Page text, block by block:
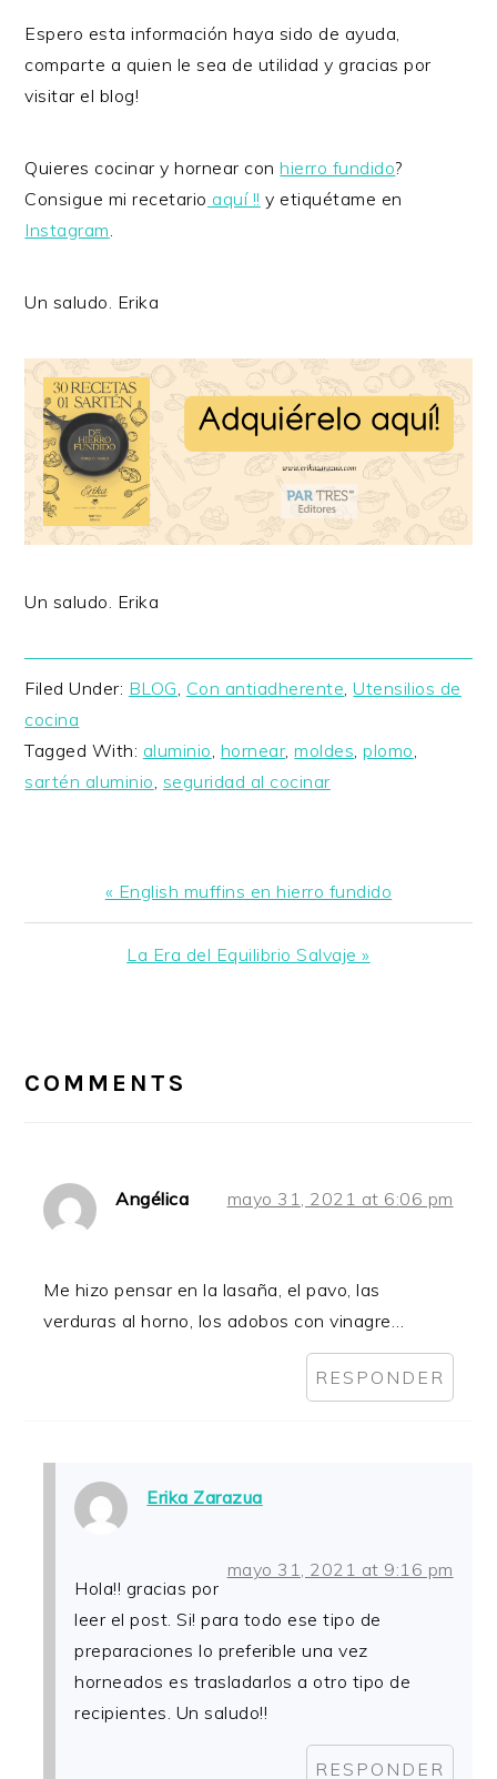
Espero esta información haya sido de ayuda,
comparte a quien le sea de utilidad y gracias por
visitar el blog!
Quieres cocinar y hornear con hierro fundido?
Consigue mi recetario aquí !! y etiquétame en
Instagram
Un saludo. Erika
Un saludo. Erika
Filed Under: BLOG Con antiadherente Utensilios de
cocina
Tagged With: aluminio hornear ,moldes ,plomo
sartén aluminio seguridad al cocinar
Previous
Post:
« English muffins en hierro fundido
Next
La Era del Equilibrio Salvaje »
INTERACTIONS
COMMENTS
Angélica mayo 31, 2021 at 6:06 pm
Me hizo pensar en la lasaña, el pavo, las
verduras al horno, los adobos con vinagre…
RESPONDER
Erika Zarazua
mayo 31, 2021 at 9:16 pm
Hola!! gracias por
leer el post. Si! para todo ese tipo de
preparaciones lo preferible una vez
horneados es trasladarlos a otro tipo de
recipientes. Un saludo!!
RESPONDER